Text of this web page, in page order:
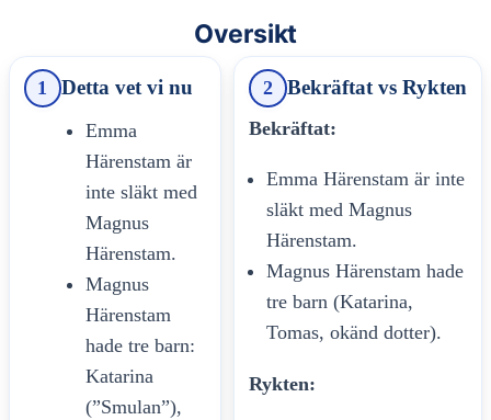
Oversikt
1 Detta vet vi nu
Emma
Härenstam är
inte släkt med
Magnus
Härenstam.
Magnus
Härenstam
hade tre barn:
Katarina
(”Smulan”),
2 Bekräftat vs Rykten
Bekräftat:
Emma Härenstam är inte
släkt med Magnus
Härenstam.
Magnus Härenstam hade
tre barn (Katarina,
Tomas, okänd dotter).
Rykten: